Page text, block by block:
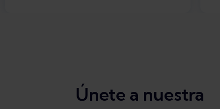
Únete a nuestra